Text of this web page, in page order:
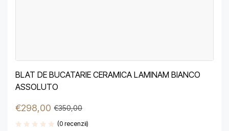
BLAT DE BUCATARIE CERAMICA LAMINAM BIANCO
ASSOLUTO
€350,00
€298,00
(0 recenzii)